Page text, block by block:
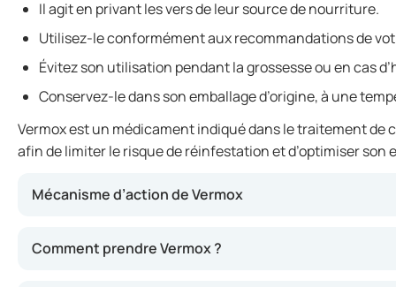
Il agit en privant les vers de leur source de nourriture.
Utilisez-le conformément aux recommandations de
Évitez son utilisation pendant la grossesse ou en cas
Conservez-le dans son emballage d’origine, à une
Vermox est un médicament indiqué dans le traitement de
afin de limiter le risque de réinfestation et d’optimiser son
Mécanisme d’action de Vermox
Comment prendre Vermox ?